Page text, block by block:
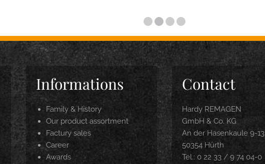
Informations
Family & History
Our product assortment
Factury sales
Career
Awards
Contact
Hardy REMAGEN
GmbH & Co. KG
An der Hasenkaule 9-13
50354 Hürth
Tel.: 0 22 33 / 9 74 04-0